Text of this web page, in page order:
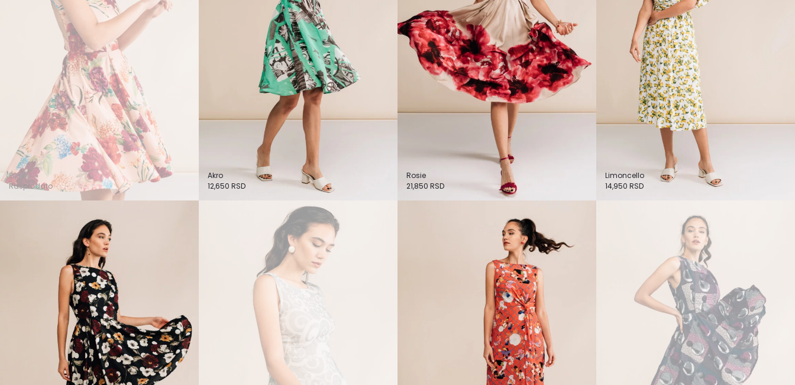
Peony
Rasprodato
Akro
12,650 RSD
Rosie
21,850 RSD
Limoncello
14,950 RSD